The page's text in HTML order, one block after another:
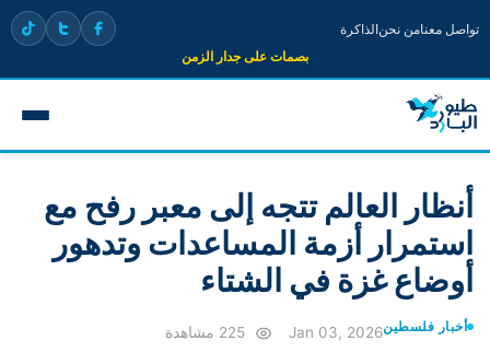
تواصل معنامن نحنالذاكرة
بصمات على جدار الزمن
أنظار العالم تتجه إلى معبر رفح مع
استمرار أزمة المساعدات وتدهور
أوضاع غزة في الشتاء
أخبار فلسطينJan 03, 2026